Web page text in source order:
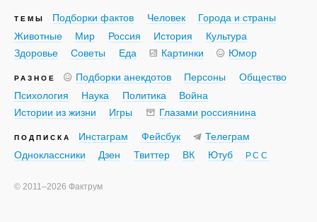
ТЕМЫ Подборки фактов Человек
Города и страны
Животные
Мир Россия История
Культура
Здоровье
Советы Еда Картинки Юмор
РАЗНОЕ Подборки анекдотов Персоны
Общество
Психология
Наука Политика
Война
Истории из жизни
Игры Глазами россиянина
ПОДПИСКА Инстаграм Фейсбук
Телеграм
Одноклассники
Дзен Твиттер ВК Ютуб РСС
© 2011–2026 Фактрум